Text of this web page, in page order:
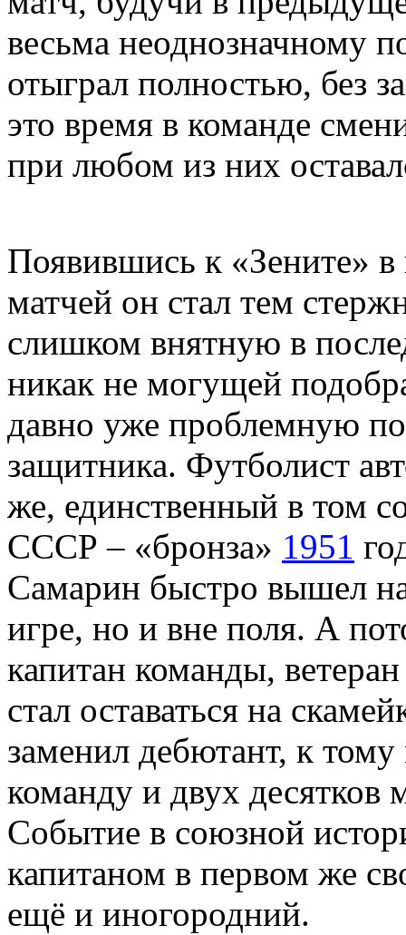
весьма неоднозначному
отыграл полностью, без
это время в команде
при любом из них
Появившись к «Зените»
матчей он стал тем
слишком внятную в
никак не могущей
давно уже проблемную
защитника. Футболист
же, единственный в том
СССР – «бронза» 1951
Самарин быстро вышел
игре, но и вне поля. А
капитан команды,
стал оставаться на
заменил дебютант, к
команду и двух
Событие в союзной
капитаном в первом же
ещё и иногородний.